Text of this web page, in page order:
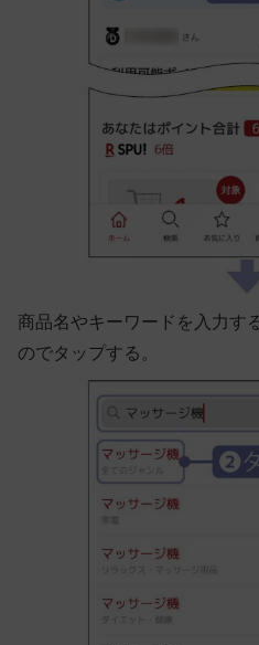
商品名やキーワードを入力す
のでタップする。